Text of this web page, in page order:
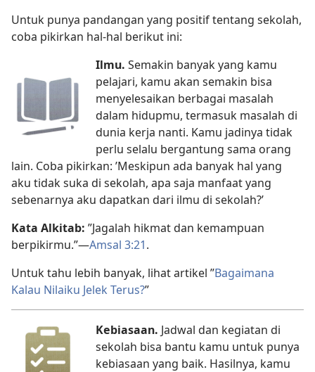
Untuk punya pandangan yang positif tentang sekolah,
coba pikirkan hal-hal berikut ini:
Ilmu. Semakin banyak yang kamu
pelajari, kamu akan semakin bisa
menyelesaikan berbagai masalah
dalam hidupmu, termasuk masalah di
dunia kerja nanti. Kamu jadinya tidak
perlu selalu bergantung sama orang
lain. Coba pikirkan: ’Meskipun ada banyak hal yang
aku tidak suka di sekolah, apa saja manfaat yang
sebenarnya aku dapatkan dari ilmu di sekolah?’
Kata Alkitab: ”Jagalah hikmat dan kemampuan
berpikirmu.”​—Amsal 3:21.
Untuk tahu lebih banyak, lihat artikel ”Bagaimana
Kalau Nilaiku Jelek Terus?”
Kebiasaan. Jadwal dan kegiatan di
sekolah bisa bantu kamu untuk punya
kebiasaan yang baik. Hasilnya, kamu